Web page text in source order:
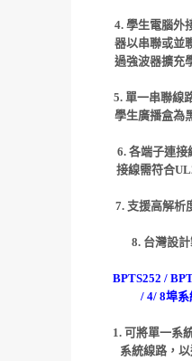
4. 學生電腦外
器以串聯或並
過強波器擴充
5. 單一串聯線
學生廣播盒為
6. 各端子連接
接線需符合
7. 支援高解析
8. 台灣設
BPTS252 /
/ 4/ 8埠
1. 可將單一系
系統線路，